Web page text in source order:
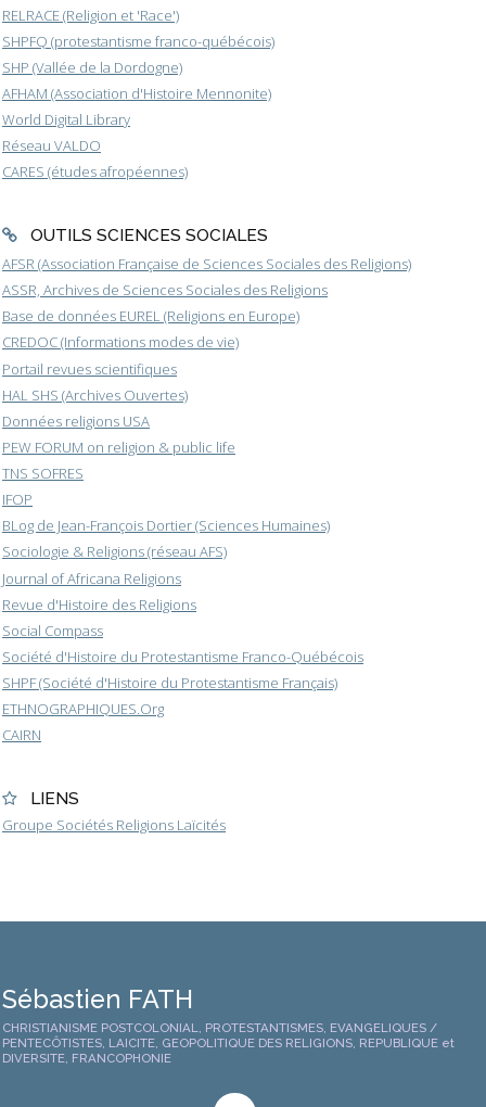
RELRACE (Religion et 'Race')
SHPFQ (protestantisme franco-québécois)
SHP (Vallée de la Dordogne)
AFHAM (Association d'Histoire Mennonite)
World Digital Library
Réseau VALDO
CARES (études afropéennes)
OUTILS SCIENCES SOCIALES
AFSR (Association Française de Sciences Sociales des Religions)
ASSR, Archives de Sciences Sociales des Religions
Base de données EUREL (Religions en Europe)
CREDOC (Informations modes de vie)
Portail revues scientifiques
HAL SHS (Archives Ouvertes)
Données religions USA
PEW FORUM on religion & public life
TNS SOFRES
IFOP
BLog de Jean-François Dortier (Sciences Humaines)
Sociologie & Religions (réseau AFS)
Journal of Africana Religions
Revue d'Histoire des Religions
Social Compass
Société d'Histoire du Protestantisme Franco-Québécois
SHPF (Société d'Histoire du Protestantisme Français)
ETHNOGRAPHIQUES.Org
CAIRN
LIENS
Groupe Sociétés Religions Laïcités
Sébastien FATH
CHRISTIANISME POSTCOLONIAL, PROTESTANTISMES, EVANGELIQUES /
PENTECÔTISTES, LAICITE, GEOPOLITIQUE DES RELIGIONS, REPUBLIQUE et
DIVERSITE, FRANCOPHONIE